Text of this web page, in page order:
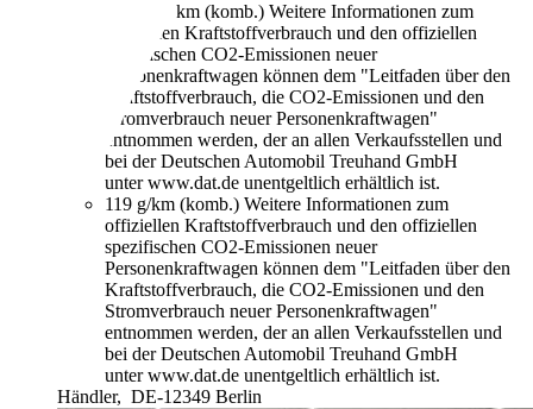
4,5 l/100 km (komb.) Weitere Informationen zum
offiziellen Kraftstoffverbrauch und den offiziellen
spezifischen CO2-Emissionen neuer
Personenkraftwagen können dem "Leitfaden über den
Kraftstoffverbrauch, die CO2-Emissionen und den
Stromverbrauch neuer Personenkraftwagen"
entnommen werden, der an allen Verkaufsstellen und
bei der Deutschen Automobil Treuhand GmbH
unter www.dat.de unentgeltlich erhältlich ist.
119 g/km (komb.) Weitere Informationen zum
offiziellen Kraftstoffverbrauch und den offiziellen
spezifischen CO2-Emissionen neuer
Personenkraftwagen können dem "Leitfaden über den
Kraftstoffverbrauch, die CO2-Emissionen und den
Stromverbrauch neuer Personenkraftwagen"
entnommen werden, der an allen Verkaufsstellen und
bei der Deutschen Automobil Treuhand GmbH
unter www.dat.de unentgeltlich erhältlich ist.
Händler, DE-12349 Berlin